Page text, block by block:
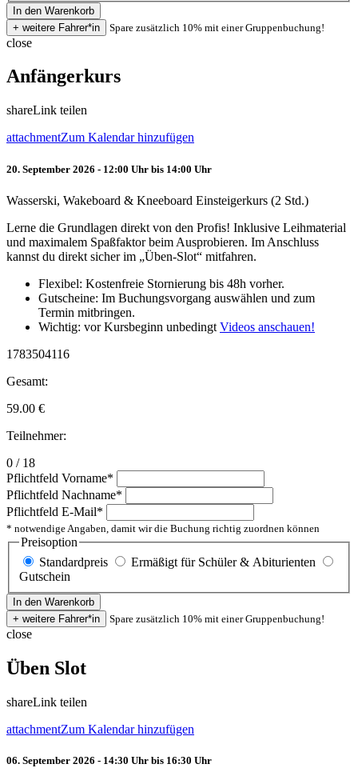
Spare zusätzlich 10% mit einer Gruppenbuchung!
close
Anfängerkurs
shareLink teilen
attachmentZum Kalendar hinzufügen
20. September 2026 - 12:00 Uhr bis 14:00 Uhr
Wasserski, Wakeboard & Kneeboard Einsteigerkurs (2 Std.)
Lerne die Grundlagen direkt von den Profis! Inklusive Leihmaterial
und maximalem Spaßfaktor beim Ausprobieren. Im Anschluss
kannst du direkt sicher im „Üben-Slot“ mitfahren.
Flexibel: Kostenfreie Stornierung bis 48h vorher.
Gutscheine: Im Buchungsvorgang auswählen und zum
Termin mitbringen.
Wichtig: vor Kursbeginn unbedingt Videos anschauen!
1783504116
Gesamt:
59.00 €
Teilnehmer:
0 / 18
Pflichtfeld Vorname*
Pflichtfeld Nachname*
Pflichtfeld E-Mail*
* notwendige Angaben, damit wir die Buchung richtig zuordnen können
Preisoption
Standardpreis
Ermäßigt für Schüler & Abiturienten
Gutschein
Spare zusätzlich 10% mit einer Gruppenbuchung!
close
Üben Slot
shareLink teilen
attachmentZum Kalendar hinzufügen
06. September 2026 - 14:30 Uhr bis 16:30 Uhr